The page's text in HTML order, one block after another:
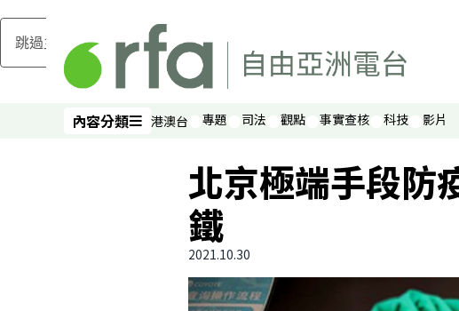
跳過主要內容
內容分類
內容分類 港澳台 專題 司法 觀點 事實查核 科技 影片
北京極端手段
鐵
2021.10.30